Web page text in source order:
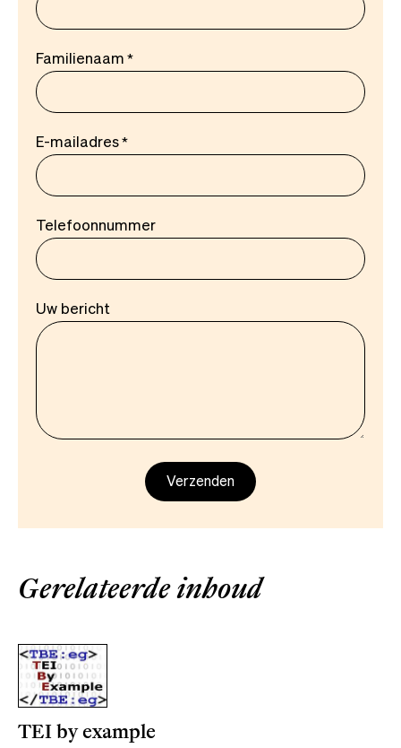
Familienaam
E-mailadres
Telefoonnummer
Uw bericht
Gerelateerde inhoud
TEI by example